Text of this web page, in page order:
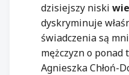
dzisiejszy niski
dyskryminuje
świadczenia są
mężczyzn o ponad
Agnieszka Chłoń-